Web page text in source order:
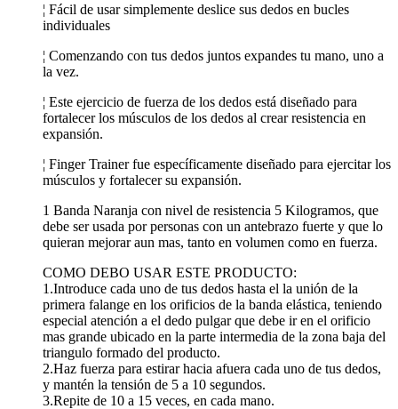
¦ Fácil de usar simplemente deslice sus dedos en bucles
individuales
¦ Comenzando con tus dedos juntos expandes tu mano, uno a
la vez.
¦ Este ejercicio de fuerza de los dedos está diseñado para
fortalecer los músculos de los dedos al crear resistencia en
expansión.
¦ Finger Trainer fue específicamente diseñado para ejercitar los
músculos y fortalecer su expansión.
1 Banda Naranja con nivel de resistencia 5 Kilogramos, que
debe ser usada por personas con un antebrazo fuerte y que lo
quieran mejorar aun mas, tanto en volumen como en fuerza.
COMO DEBO USAR ESTE PRODUCTO:
1.Introduce cada uno de tus dedos hasta el la unión de la
primera falange en los orificios de la banda elástica, teniendo
especial atención a el dedo pulgar que debe ir en el orificio
mas grande ubicado en la parte intermedia de la zona baja del
triangulo formado del producto.
2.Haz fuerza para estirar hacia afuera cada uno de tus dedos,
y mantén la tensión de 5 a 10 segundos.
3.Repite de 10 a 15 veces, en cada mano.